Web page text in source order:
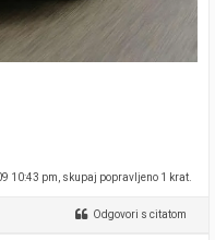
10:43 pm, skupaj popravljeno 1 krat.
Odgovori s citatom